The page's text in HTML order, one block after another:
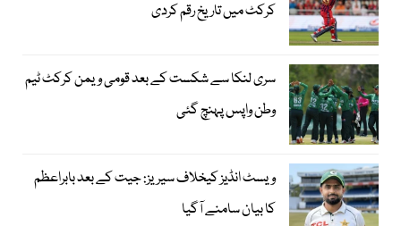
کرکٹ میں تاریخ رقم کردی
سری لنکا سے شکست کے بعد قومی ویمن کرکٹ ٹیم
وطن واپس پہنچ گئی
ویسٹ انڈیز کیخلاف سیریز: جیت کے بعد بابراعظم
کا بیان سامنے آگیا